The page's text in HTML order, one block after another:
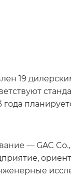
19
— GAC